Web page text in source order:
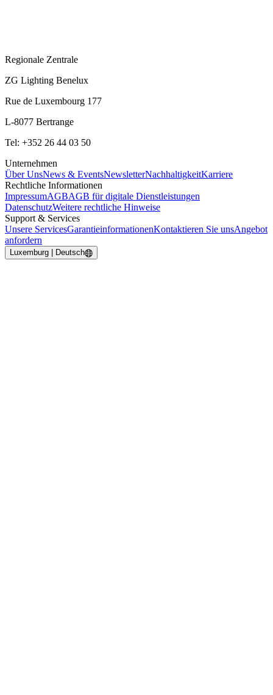
Regionale Zentrale
ZG Lighting Benelux
Rue de Luxembourg 177
L-8077 Bertrange
Tel: +352 26 44 03 50
Unternehmen
Über UnsNews & EventsNewsletterNachhaltigkeitKarriere
Rechtliche Informationen
ImpressumAGBAGB für digitale Dienstleistungen
DatenschutzWeitere rechtliche Hinweise
Support & Services
Unsere ServicesGarantieinformationenKontaktieren Sie unsAngebot
anfordern
Luxemburg | Deutsch